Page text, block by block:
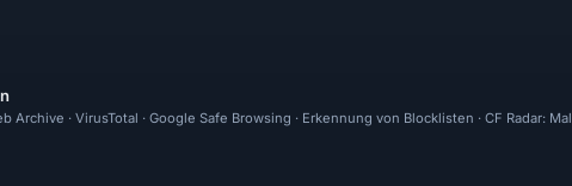
Archive · VirusTotal · Google Safe Browsing · Erkennung von Blocklisten · CF